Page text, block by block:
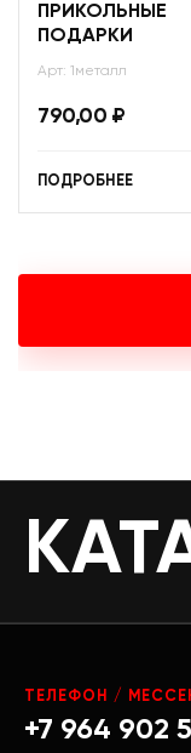
ПРИКОЛЬНЫЕ
ПОДАРКИ
Арт: 1металл
790,00 ₽
ПОДРОБНЕЕ
ТЕЛЕФОН /
+7 964 902